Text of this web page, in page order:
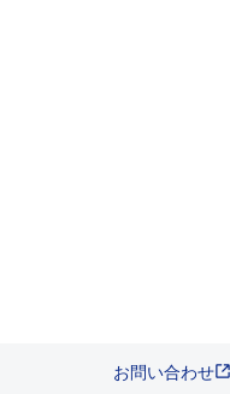
お問い合わせ